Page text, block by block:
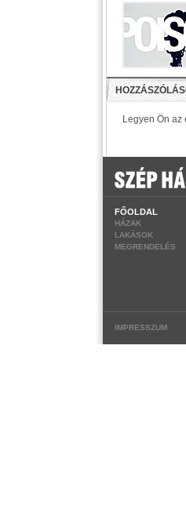
FŐOLDAL
HÁZAK
LAKÁSOK
MEGRENDELÉS
IMPRESSZUM